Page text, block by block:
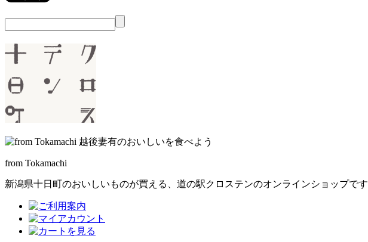
from Tokamachi
新潟県十日町のおいしいものが買える、 道の駅クロステンのオンラインショップです